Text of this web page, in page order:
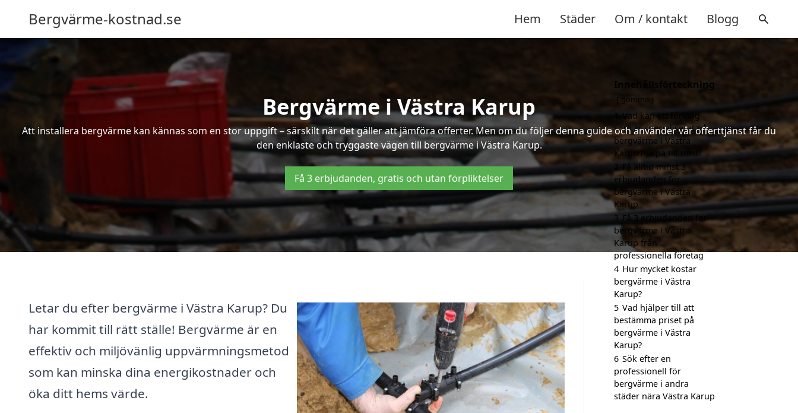
Bergvärme-kostnad.se Hem Städer Om / kontakt Blogg
Bergvärme i Västra Karup
Att installera bergvärme kan kännas som en stor uppgift – särskilt när det gäller att jämföra offerter. Men om du följer denna guide och använder vår offerttjänst får du
den enklaste och tryggaste vägen till bergvärme i Västra Karup.
Få 3 erbjudanden, gratis och utan förpliktelser
Letar du efter bergvärme i Västra Karup? Du
har kommit till rätt ställe! Bergvärme är en
effektiv och miljövänlig uppvärmningsmetod
som kan minska dina energikostnader och
öka ditt hems värde.
Innehållsförteckning
gömma
1 Vad kan ett företag
som är specialiserat på
bergvärme i Västra
Karup hjälpa till med?
2 Få alltid minst 3
erbjudanden för
bergvärme i Västra
Karup
3 Få 3 erbjudanden för
bergvärme i Västra
Karup från
professionella företag
4 Hur mycket kostar
bergvärme i Västra
Karup?
5 Vad hjälper till att
bestämma priset på
bergvärme i Västra
Karup?
6 Sök efter en
professionell för
bergvärme i andra
städer nära Västra Karup